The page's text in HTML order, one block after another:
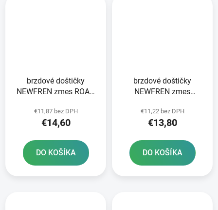
brzdové doštičky
NEWFREN zmes ROAD
v balení
€11,87 bez DPH
€14,60
DO KOŠÍKA
brzdové doštičky
NEWFREN zmes
ORGANIC 2 ks v balení
€11,22 bez DPH
€13,80
DO KOŠÍKA